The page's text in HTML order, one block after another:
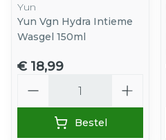
Yun
Yun Vgn Hydra Intieme
Wasgel 150ml
€ 18,99
Bestel